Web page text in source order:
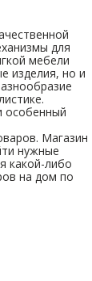
для
мебели
изделия, но и
особенный
Магазин
нужные
какой-либо
на дом по